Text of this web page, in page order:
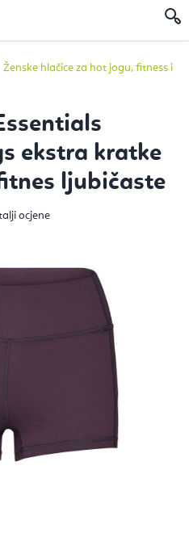
Ženske hlačice za hot jogu, fitness i
ekstra kratke
ljubičaste
ocjene